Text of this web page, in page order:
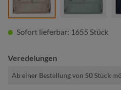
Sofort lieferbar: 1655 Stück
Veredelungen
Ab einer Bestellung von 50 Stück